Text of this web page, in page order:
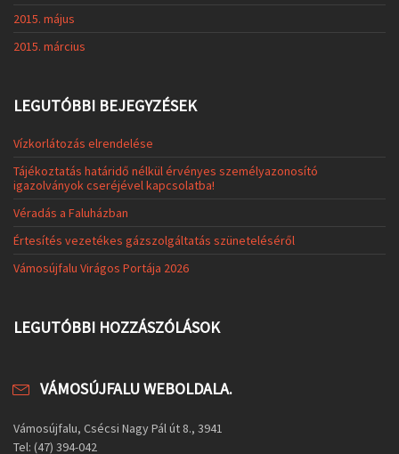
2015. május
2015. március
LEGUTÓBBI BEJEGYZÉSEK
Vízkorlátozás elrendelése
Tájékoztatás határidő nélkül érvényes személyazonosító
igazolványok cseréjével kapcsolatba!
Véradás a Faluházban
Értesítés vezetékes gázszolgáltatás szüneteléséről
Vámosújfalu Virágos Portája 2026
LEGUTÓBBI HOZZÁSZÓLÁSOK
VÁMOSÚJFALU WEBOLDALA.
Vámosújfalu, Csécsi Nagy Pál út 8., 3941
Tel: (47) 394-042